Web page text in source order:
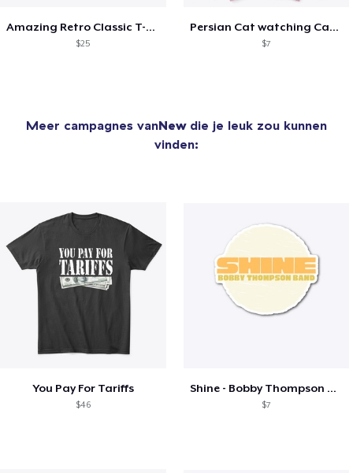
Amazing Retro Classic T-Shirt
$25
Persian Cat watching Cats TV
$7
Meer campagnes vanNewdie je leuk zou kunnen
vinden:
You Pay For Tariffs
$46
Shine - Bobby Thompson Band Merch
$7